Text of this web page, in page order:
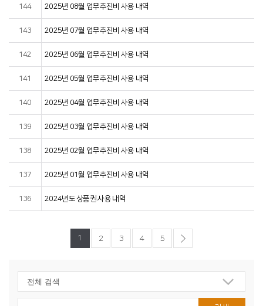
144 2025년 08월 업무추진비 사용 내역
143 2025년 07월 업무추진비 사용 내역
142 2025년 06월 업무추진비 사용 내역
141 2025년 05월 업무추진비 사용 내역
140 2025년 04월 업무추진비 사용 내역
139 2025년 03월 업무추진비 사용 내역
138 2025년 02월 업무추진비 사용 내역
137 2025년 01월 업무추진비 사용 내역
136 2024년도 상품권 사용 내역
1 2 3 4 5